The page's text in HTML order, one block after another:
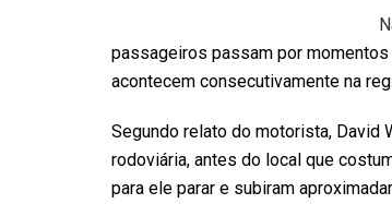
passageiros passam por
acontecem consecutivamente na
Segundo relato do motorista, David
rodoviária, antes do local que
para ele parar e subiram